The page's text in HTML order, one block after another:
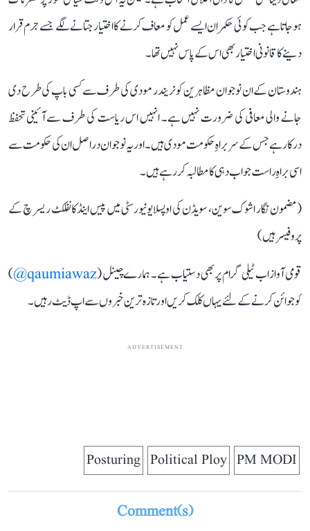
ہوجاتا ہے جب کوئی حکمران ایسے عمل کو معاف کرنے کا اختیار جتانے لگے جسے جرم قرار
دینے کا قانونی اختیار بھی اس کے پاس نہیں تھا۔
ہندوستان کے ان نوجوان مظاہرین کو نریندر مودی کی طرف سے کسی باپ کی طرح دی
جانے والی معافی کی ضرورت نہیں ہے۔ انہیں اس ریاست کی طرف سے آئینی تحفظ
درکار ہے جس کے سربراہِ حکومت مودی ہیں۔ اور یہ نوجوان دراصل ان کی حکومت سے
اسی براہِ راست جواب دہی کا مطالبہ کررہے ہیں۔
(مضمون نگار اشوک سوین، سویڈن کی اوپسلا یونیورسٹی میں پیس اینڈ کانفلکٹ ریسرچ کے
پروفیسر ہیں)
قومی آواز اب ٹیلی گرام پر بھی دستیاب ہے۔ ہمارے چینل (qaumiawaz@
)
کو جوائن کرنے کے لئے یہاں کلک کریں اور تازہ ترین خبروں سے اپ ڈیٹ رہیں۔
ADVERTISEMENT
PM MODI
Political Ploy
Posturing
Comment(s)